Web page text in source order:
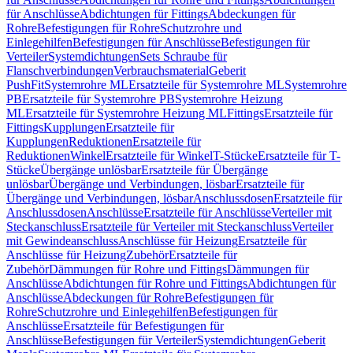
für AnschlüsseAbdichtungen für FittingsAbdeckungen für
RohreBefestigungen für RohreSchutzrohre und
EinlegehilfenBefestigungen für AnschlüsseBefestigungen für
VerteilerSystemdichtungenSets Schraube für
FlanschverbindungenVerbrauchsmaterialGeberit
PushFitSystemrohre MLErsatzteile für Systemrohre MLSystemrohre
PBErsatzteile für Systemrohre PBSystemrohre Heizung
MLErsatzteile für Systemrohre Heizung MLFittingsErsatzteile für
FittingsKupplungenErsatzteile für
KupplungenReduktionenErsatzteile für
ReduktionenWinkelErsatzteile für WinkelT-StückeErsatzteile für T-
StückeÜbergänge unlösbarErsatzteile für Übergänge
unlösbarÜbergänge und Verbindungen, lösbarErsatzteile für
Übergänge und Verbindungen, lösbarAnschlussdosenErsatzteile für
AnschlussdosenAnschlüsseErsatzteile für AnschlüsseVerteiler mit
SteckanschlussErsatzteile für Verteiler mit SteckanschlussVerteiler
mit GewindeanschlussAnschlüsse für HeizungErsatzteile für
Anschlüsse für HeizungZubehörErsatzteile für
ZubehörDämmungen für Rohre und FittingsDämmungen für
AnschlüsseAbdichtungen für Rohre und FittingsAbdichtungen für
AnschlüsseAbdeckungen für RohreBefestigungen für
RohreSchutzrohre und EinlegehilfenBefestigungen für
AnschlüsseErsatzteile für Befestigungen für
AnschlüsseBefestigungen für VerteilerSystemdichtungenGeberit